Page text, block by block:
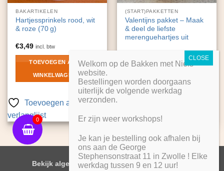
0
BAKARTIKELEN
Hartjessprinkels rood, wit
& roze (70 g)
€3,49 incl. btw
TOEVOEGEN AAN
WINKELWAGEN
Toevoegen aan
verlanglijst
(START)PAKKETTEN
Valentijns pakket – Maak
& deel de liefste
merenguehartjes uit
LEES VERDER
verlanglijst
Bekijk algemene voorwaarden IDeal
Welkom op de Bakken met Niels
website.
Bestellingen worden doorgaans
uiterlijk de volgende werkdag
verzonden.
Er zijn weer workshops!
Je kan je bestelling ook afhalen bij
ons aan de George
Stephensonstraat 11 in Zwolle ! Elke
werkdag tussen 9 en 12 uur!